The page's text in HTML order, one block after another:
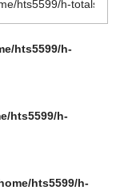
hts5599/h-
hts5599/h-
hts5599/h-